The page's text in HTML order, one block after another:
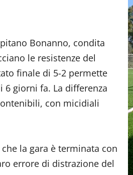
Bonanno, condita
le resistenze del
finale di 5-2 permette
giorni fa. La differenza
con micidiali
la gara è terminata con
errore di distrazione del